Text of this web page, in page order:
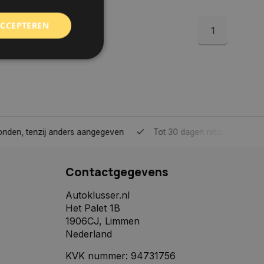
1
anders aangegeven Tot 30 dagen retour sturen.
Contactgegevens
Autoklusser.nl
Het Palet 1B
1906CJ, Limmen
Nederland
KVK nummer: 94731756
en
ervoor
selecties
pagina. Het slaat
te